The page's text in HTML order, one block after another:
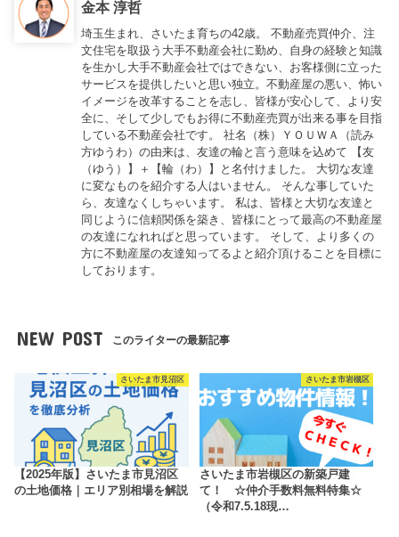
金本 淳哲
埼玉生まれ、さいたま育ちの42歳。 不動産売買仲介、注
文住宅を取扱う大手不動産会社に勤め、自身の経験と知識
を生かし大手不動産会社ではできない、お客様側に立った
サービスを提供したいと思い独立。不動産屋の悪い、怖い
イメージを改革することを志し、皆様が安心して、より安
全に、そして少しでもお得に不動産売買が出来る事を目指
している不動産会社です。 社名（株）ＹＯＵＷＡ（読み
方ゆうわ）の由来は、友達の輪と言う意味を込めて 【友
（ゆう）】＋【輪（わ）】と名付けました。 大切な友達
に変なものを紹介する人はいません。 そんな事していた
ら、友達なくしちゃいます。 私は、皆様と大切な友達と
同じように信頼関係を築き、皆様にとって最高の不動産屋
の友達になれればと思っています。 そして、より多くの
方に不動産屋の友達知ってるよと紹介頂けることを目標に
しております。
NEW POST このライターの最新記事
さいたま市見沼区
【2025年版】さいたま市見沼区
の土地価格｜エリア別相場を解説
さいたま市岩槻区
さいたま市岩槻区の新築戸建
て！ ☆仲介手数料無料特集☆
（令和7.5.18現…